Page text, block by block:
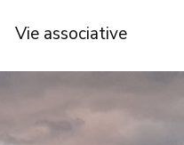
Vie associative